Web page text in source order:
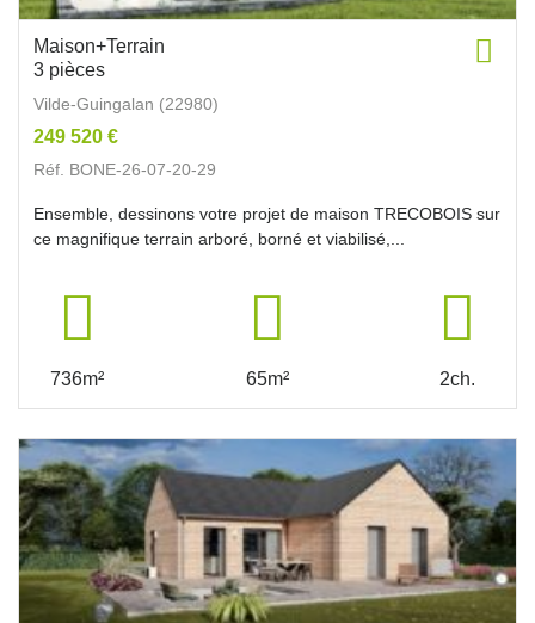
Maison+Terrain
3 pièces
Vilde-Guingalan (22980)
249 520 €
Réf. BONE-26-07-20-29
Ensemble, dessinons votre projet de maison TRECOBOIS sur
ce magnifique terrain arboré, borné et viabilisé,...
736m² 65m² 2ch.